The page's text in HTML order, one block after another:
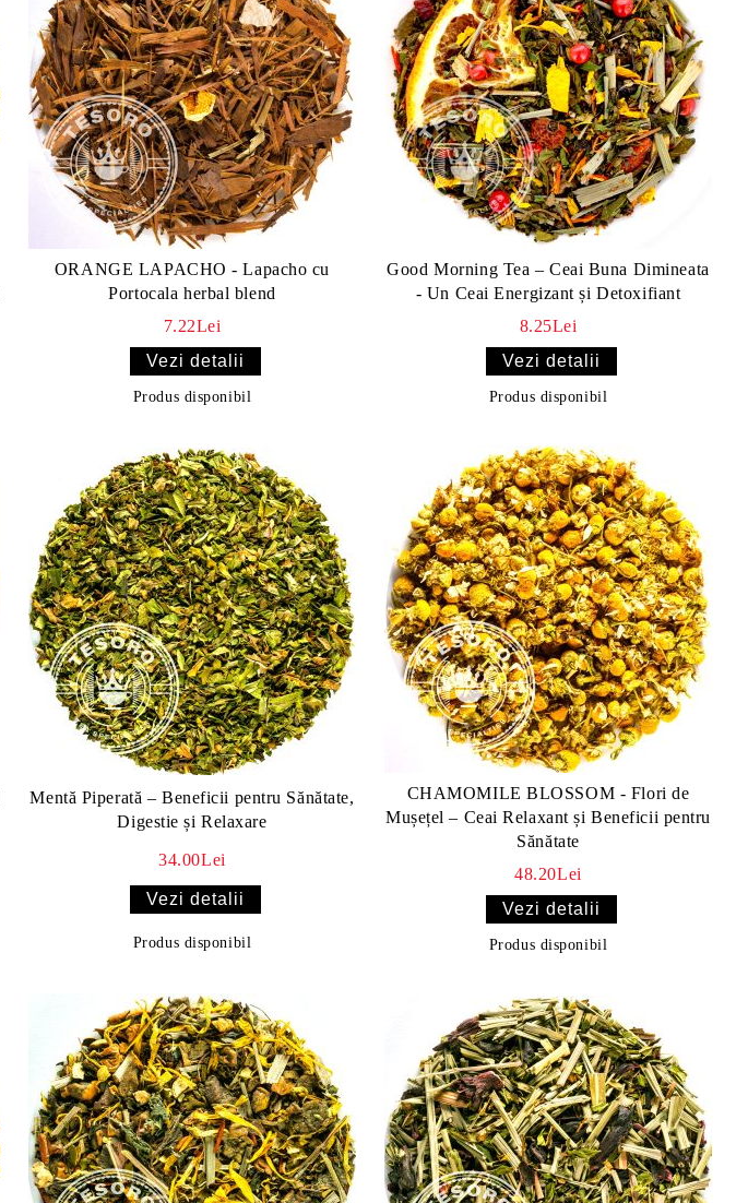
ORANGE LAPACHO - Lapacho cu
Portocala herbal blend
7.22Lei
Vezi detalii
Produs disponibil
Good Morning Tea – Ceai Buna Dimineata
- Un Ceai Energizant și Detoxifiant
8.25Lei
Vezi detalii
Produs disponibil
Mentă Piperată – Beneficii pentru Sănătate,
Digestie și Relaxare
34.00Lei
Vezi detalii
Produs disponibil
CHAMOMILE BLOSSOM - Flori de
Mușețel – Ceai Relaxant și Beneficii pentru
Sănătate
48.20Lei
Vezi detalii
Produs disponibil